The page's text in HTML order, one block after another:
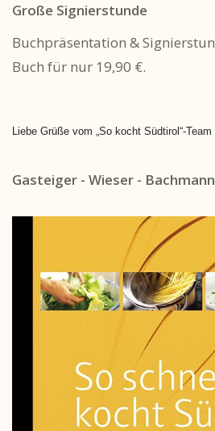
Große Signierstunde
Buchpräsentation &
Buch für nur 19,90 €.
Liebe Grüße vom „So kocht Südtirol“-Team
Gasteiger - Wieser - Bachmann